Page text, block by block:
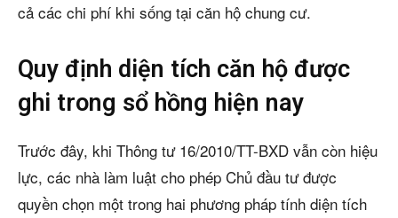
cả các chi phí khi sống tại căn hộ chung cư.
Quy định diện tích căn hộ được
ghi trong sổ hồng hiện nay
Trước đây, khi Thông tư 16/2010/TT-BXD vẫn còn hiệu
lực, các nhà làm luật cho phép Chủ đầu tư được
quyền chọn một trong hai phương pháp tính diện tích